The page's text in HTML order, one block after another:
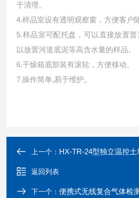
于清理。
4.样品室设有透明观察窗，方便客户
5.样品室可配托盘，可以直接放置
以放置河道底泥等高含水量的样品。
6.干燥箱底部装有滚轮，方便移动。
7.操作简单,易于维护。
上一个： HX-TR-24型独立温控土壤
返回列表
下一个：便携式无线复合气体检